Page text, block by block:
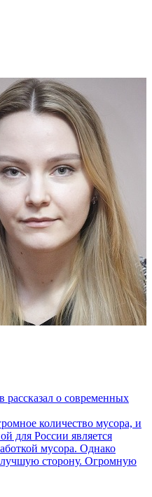
рассказал о современных
количество мусора, и
для России является
мусора. Однако
лучшую сторону. Огромную